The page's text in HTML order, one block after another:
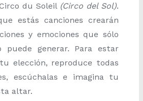
du Soleil (Circo del Sol).
estás canciones crearán
y emociones que sólo
puede generar. Para estar
elección, reproduce todas
escúchalas e imagina tu
altar.